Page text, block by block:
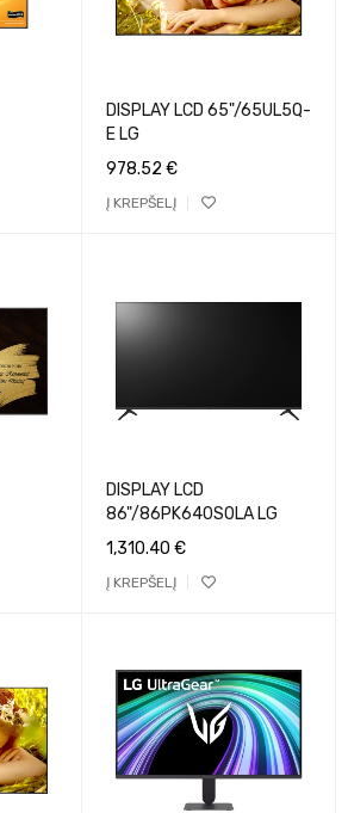
DISPLAY LCD 65"/65UL5Q-
E LG
978.52 €
Į KREPŠELĮ
DISPLAY LCD
86"/86PK640S0LA LG
1,310.40 €
Į KREPŠELĮ